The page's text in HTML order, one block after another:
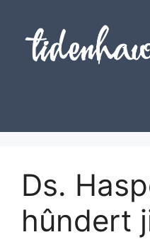
content
Ds.
hûndert